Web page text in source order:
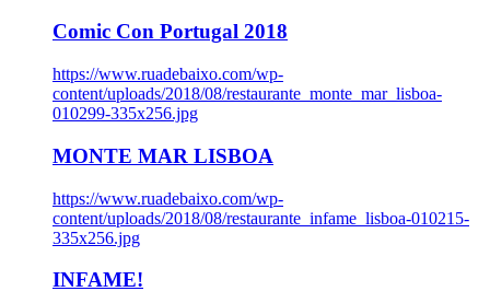
Comic Con Portugal 2018
https://www.ruadebaixo.com/wp-
content/uploads/2018/08/restaurante_monte_mar_lisboa-
010299-335x256.jpg
MONTE MAR LISBOA
https://www.ruadebaixo.com/wp-
content/uploads/2018/08/restaurante_infame_lisboa-010215-
335x256.jpg
INFAME!